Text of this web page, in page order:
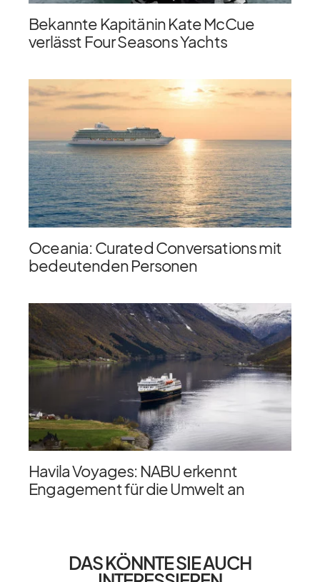
Bekannte Kapitänin Kate McCue
verlässt Four Seasons Yachts
Oceania: Curated Conversations mit
bedeutenden Personen
Havila Voyages: NABU erkennt
Engagement für die Umwelt an
DAS KÖNNTE SIE AUCH